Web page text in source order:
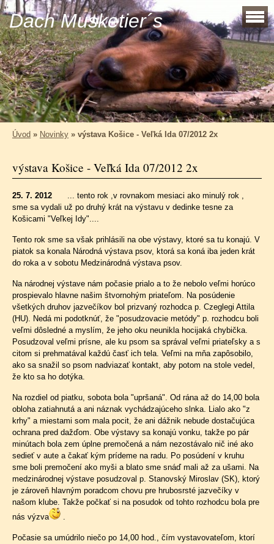
Dach Musketier´s
Úvod » Novinky » výstava Košice - Veľká Ida 07/2012 2x
výstava Košice - Veľká Ida 07/2012 2x
25. 7. 2012
... tento rok ,v rovnakom mesiaci ako minulý rok ,
sme sa vydali už po druhý krát na výstavu v dedinke tesne za
Košicami "Veľkej Idy"....
Tento rok sme sa však prihlásili na obe výstavy, ktoré sa tu konajú. V
piatok sa konala Národná výstava psov, ktorá sa koná iba jeden krát
do roka a v sobotu Medzinárodná výstava psov.
Na národnej výstave nám počasie prialo a to že nebolo veľmi horúco
prospievalo hlavne našim štvornohým priateľom. Na posúdenie
všetkých druhov jazvečíkov bol prizvaný rozhodca p. Czeglegi Attila
(HU). Nedá mi podotknúť, že "posudzovacie metódy" p. rozhodcu boli
veľmi dôsledné a myslím, že jeho oku neunikla hocijaká chybička.
Posudzoval veľmi prísne, ale ku psom sa správal veľmi priateľsky a s
citom si prehmatával každú časť ich tela. Veľmi na mňa zapôsobilo,
ako sa snažil so psom nadviazať kontakt, aby potom na stole vedel,
že kto sa ho dotýka.
Na rozdiel od piatku, sobota bola "upršaná". Od rána až do 14,00 bola
obloha zatiahnutá a ani náznak vychádzajúceho slnka. Lialo ako "z
krhy" a miestami som mala pocit, že ani dážnik nebude dostačujúca
ochrana pred dažďom. Obe výstavy sa konajú vonku, takže po pár
minútach bola zem úplne premočená a nám nezostávalo nič iné ako
sedieť v aute a čakať kým prídeme na radu. Po posúdení v kruhu
sme boli premočení ako myši a blato sme snáď mali až za ušami. Na
medzinárodnej výstave posudzoval p. Stanovský Miroslav (SK), ktorý
je zároveň hlavným poradcom chovu pre hrubosrsté jazvečíky v
našom klube. Takže počkať si na posudok od tohto rozhodcu bola pre
nás výzva
.
Počasie sa umúdrilo niečo po 14,00 hod., čím vystavovateľom, ktorí